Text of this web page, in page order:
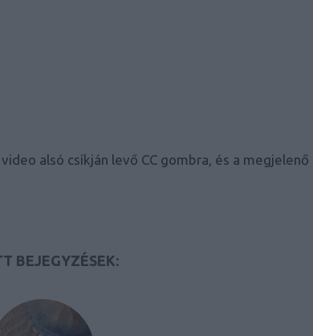
alsó csíkján levő CC gombra, és a megjelenő
BEJEGYZÉSEK: